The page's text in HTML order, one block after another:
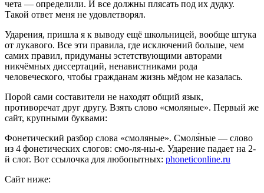
чета — определили. И все должны плясать под их дудку.
Такой ответ меня не удовлетворял.
Ударения, пришла я к выводу ещё школьницей, вообще штука
от лукавого. Все эти правила, где исключений больше, чем
самих правил, придуманы эстетствующими авторами
никчёмных диссертаций, ненавистниками рода
человеческого, чтобы гражданам жизнь мёдом не казалась.
Порой сами составители не находят общий язык,
противоречат друг другу. Взять слово «смоляные». Первый же
сайт, крупными буквами:
Фонетический разбор слова «смоляные». Смоля́ные — слово
из 4 фонетических слогов: смо-ля-ны-е. Ударение падает на 2-
й слог. Вот ссылочка для любопытных: phoneticonline.ru
Сайт ниже: